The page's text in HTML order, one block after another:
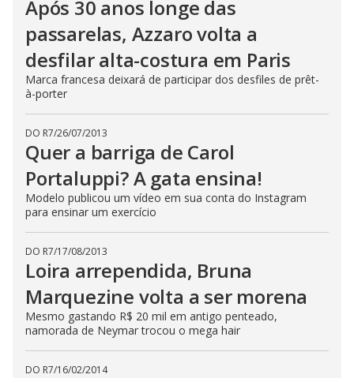
Após 30 anos longe das
passarelas, Azzaro volta a
desfilar alta-costura em Paris
Marca francesa deixará de participar dos desfiles de prêt-
à-porter
DO R7/26/07/2013
Quer a barriga de Carol
Portaluppi? A gata ensina!
Modelo publicou um vídeo em sua conta do Instagram
para ensinar um exercício
DO R7/17/08/2013
Loira arrependida, Bruna
Marquezine volta a ser morena
Mesmo gastando R$ 20 mil em antigo penteado,
namorada de Neymar trocou o mega hair
DO R7/16/02/2014